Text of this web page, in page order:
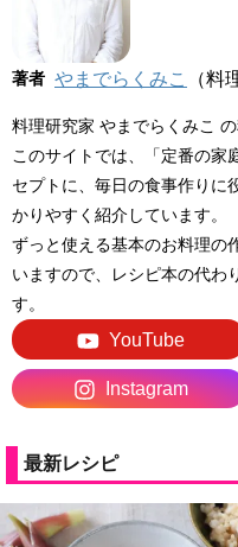
著者 やまでらくみこ （料
料理研究家 やまでらくみこ
このサイトでは、「定番の家
セプトに、毎日の食事作りに
かりやすく紹介しています。
ずっと使える基本のお料理の
いますので、レシピ本の代わ
す。
YouTube
Instagram
最新レシピ